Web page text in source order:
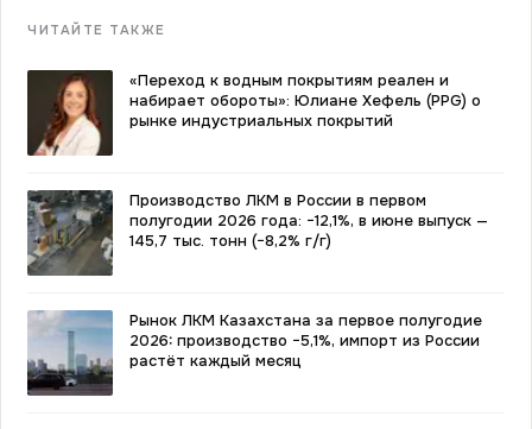
ЧИТАЙТЕ ТАКЖЕ
«Переход к водным покрытиям реален и
набирает обороты»: Юлиане Хефель (PPG) о
рынке индустриальных покрытий
Производство ЛКМ в России в первом
полугодии 2026 года: −12,1%, в июне выпуск —
145,7 тыс. тонн (−8,2% г/г)
Рынок ЛКМ Казахстана за первое полугодие
2026: производство −5,1%, импорт из России
растёт каждый месяц